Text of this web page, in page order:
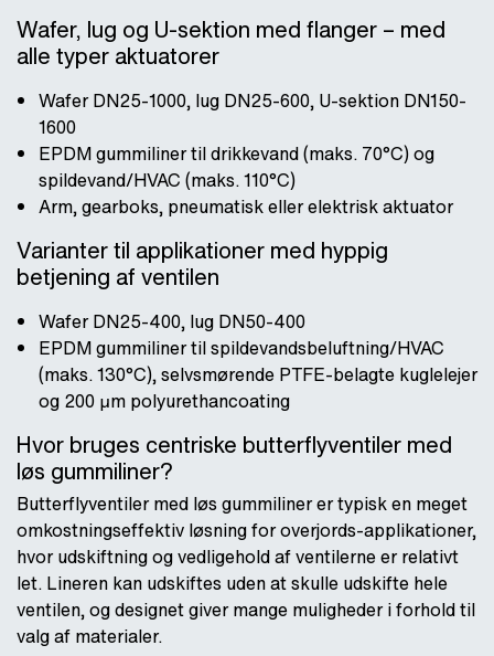
Wafer, lug og U-sektion med flanger – med
alle typer aktuatorer
Wafer DN25-1000, lug DN25-600, U-sektion DN150-
1600
EPDM gummiliner til drikkevand (maks. 70°C) og
spildevand/HVAC (maks. 110°C)
Arm, gearboks, pneumatisk eller elektrisk aktuator
Varianter til applikationer med hyppig
betjening af ventilen
Wafer DN25-400, lug DN50-400
EPDM gummiliner til spildevandsbeluftning/HVAC
(maks. 130°C), selvsmørende PTFE-belagte kuglelejer
og 200 μm polyurethancoating
Hvor bruges centriske butterflyventiler med
løs gummiliner?
Butterflyventiler med løs gummiliner er typisk en meget
omkostningseffektiv løsning for overjords-applikationer,
hvor udskiftning og vedligehold af ventilerne er relativt
let. Lineren kan udskiftes uden at skulle udskifte hele
ventilen, og designet giver mange muligheder i forhold til
valg af materialer.